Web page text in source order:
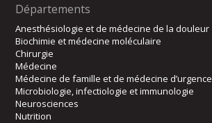
Départements
Anesthésiologie et de médecine de la douleur
Biochimie et médecine moléculaire
Chirurgie
Médecine
Médecine de famille et de médecine d’urgence
Microbiologie, infectiologie et immunologie
Neurosciences
Nutrition